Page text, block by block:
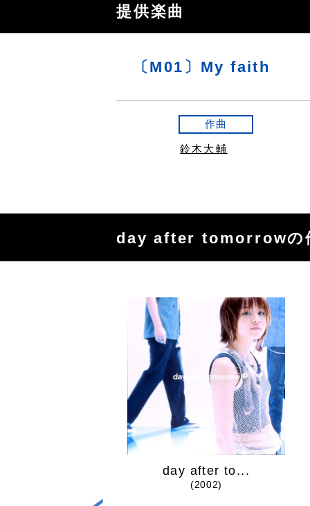
提供楽曲
〔M01〕My faith
作曲
鈴木大輔
day after tomorrowの
day after to...
(2002)